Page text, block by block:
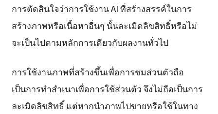
การตัดสินใจว่าการใช้งาน AI ที่สร้างสรรค์ในการ
สร้างภาพหรือเนื้อหาอื่นๆ นั้นละเมิดลิขสิทธิ์หรือไม่
จะเป็นไปตามหลักการเดียวกับผลงานทั่วไป
การใช้งานภาพที่สร้างขึ้นเพื่อการชมส่วนตัวถือ
เป็นการทำสำเนาเพื่อการใช้ส่วนตัว จึงไม่ถือเป็นการ
ละเมิดลิขสิทธิ์ แต่หากนำภาพไปขายหรือใช้ในทาง